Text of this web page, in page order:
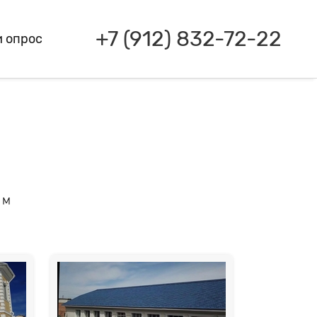
опрос +7 (912) 832-72-22
м